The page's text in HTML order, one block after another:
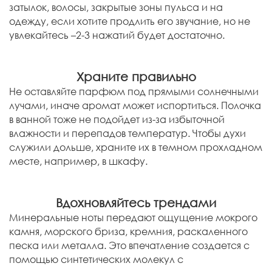
затылок, волосы, закрытые зоны пульса и на
одежду, если хотите продлить его звучание, но не
увлекайтесь –2-3 нажатий будет достаточно.
Храните правильно
Не оставляйте парфюм под прямыми солнечными
лучами, иначе аромат может испортиться. Полочка
в ванной тоже не подойдет из-за избыточной
влажности и перепадов температур. Чтобы духи
служили дольше, храните их в темном прохладном
месте, например, в шкафу.
Вдохновляйтесь трендами
Минеральные ноты передают ощущение мокрого
камня, морского бриза, кремния, раскаленного
песка или металла. Это впечатление создается с
помощью синтетических молекул с